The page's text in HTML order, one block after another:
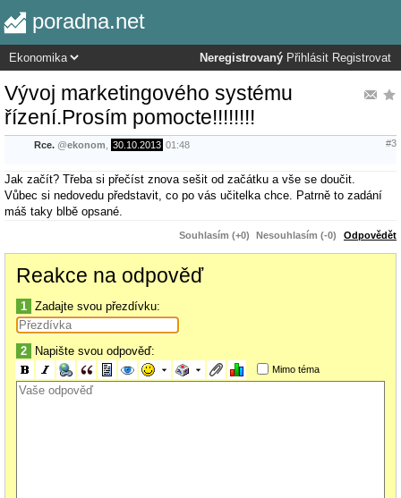
poradna.net
Neregistrovaný Přihlásit Registrovat
Vývoj marketingového systému
řízení.Prosím pomocte!!!!!!!!
Rce. @ekonom 30.10.2013 01:48 #3
Jak začít? Třeba si přečíst znova sešit od začátku a vše se doučit.
Vůbec si nedovedu představit, co po vás učitelka chce. Patrně to zadání
máš taky blbě opsané.
Souhlasím (+0) Nesouhlasím (-0) Odpovědět
Reakce na odpověď
1 Zadajte svou přezdívku:
2 Napište svou odpověď:
Mimo téma